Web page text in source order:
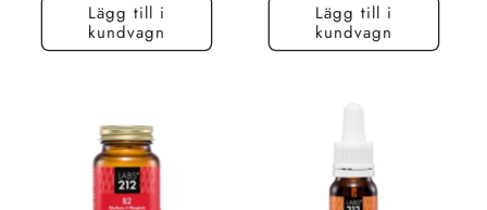
Lägg till i
kundvagn
Lägg till i
kundvagn